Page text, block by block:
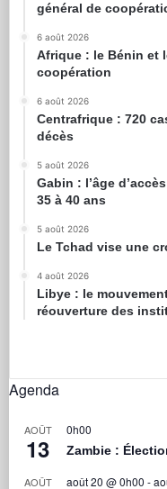
général de
6 août 2026
Afrique : le Bénin et
coopération
6 août 2026
Centrafrique : 720
décès
5 août 2026
Gabin : l’âge
35 à 40 ans
5 août 2026
Le Tchad vise une
4 août 2026
Libye : le
réouverture des
Agenda
AOÛT
13
0h00
Zambie :
AOÛT août 20 @ 0h00 -